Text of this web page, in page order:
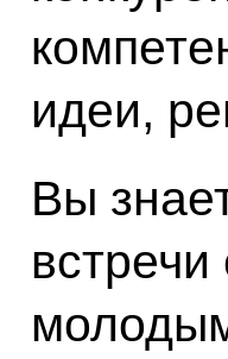
идеи,
Вы